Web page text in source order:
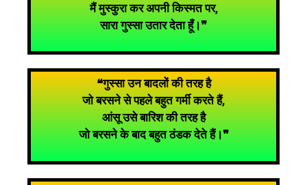
मैं मुस्कुरा कर अपनी किस्मत पर,
सारा गुस्सा उतार देताहूँ।❞
❝गुस्सा उन बादलों की तरह है
जो बरसने से पहले बहुत गर्मी करते हैं,
आंसू उसे बारिश की तरह है
जो बरसने के बाद बहुत ठंडक देते हैं।❞